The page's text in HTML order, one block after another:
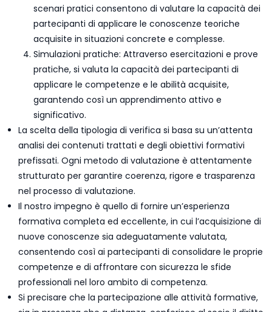
scenari pratici consentono di valutare la capacità dei
partecipanti di applicare le conoscenze teoriche
acquisite in situazioni concrete e complesse.
Simulazioni pratiche: Attraverso esercitazioni e prove
pratiche, si valuta la capacità dei partecipanti di
applicare le competenze e le abilità acquisite,
garantendo così un apprendimento attivo e
significativo.
La scelta della tipologia di verifica si basa su un’attenta
analisi dei contenuti trattati e degli obiettivi formativi
prefissati. Ogni metodo di valutazione è attentamente
strutturato per garantire coerenza, rigore e trasparenza
nel processo di valutazione.
Il nostro impegno è quello di fornire un’esperienza
formativa completa ed eccellente, in cui l’acquisizione di
nuove conoscenze sia adeguatamente valutata,
consentendo così ai partecipanti di consolidare le proprie
competenze e di affrontare con sicurezza le sfide
professionali nel loro ambito di competenza.
Si precisare che la partecipazione alle attività formative,